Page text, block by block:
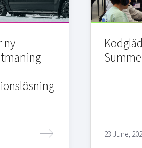
ny
23 June,